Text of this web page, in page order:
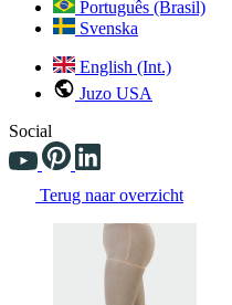
Português (Brasil)
Svenska
English (Int.)
Juzo USA
Social
Terug naar overzicht